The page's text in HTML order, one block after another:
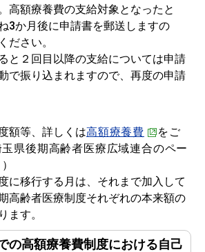
高額療養費の支給対象となったと
3か月後に申請書を郵送しますの
ださい。
と２回目以降の支給については申請
で振り込まれますので、再度の申請
額等、詳しくは高額療養費
をご
県後期高齢者医療広域連合のペー
に移行する月は、それまで加入して
高齢者医療制度それぞれの本来額の
ます。
の高額療養費制度における自己